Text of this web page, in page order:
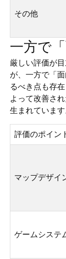
その他
一方で
厳しい評価が
が、一方で「
るべき点も存
よって改善さ
生まれています
評価のポイン
マップデザイ
ゲームシステ